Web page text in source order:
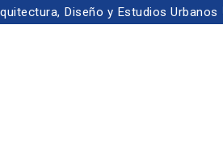
Diseño y Estudios Urbanos